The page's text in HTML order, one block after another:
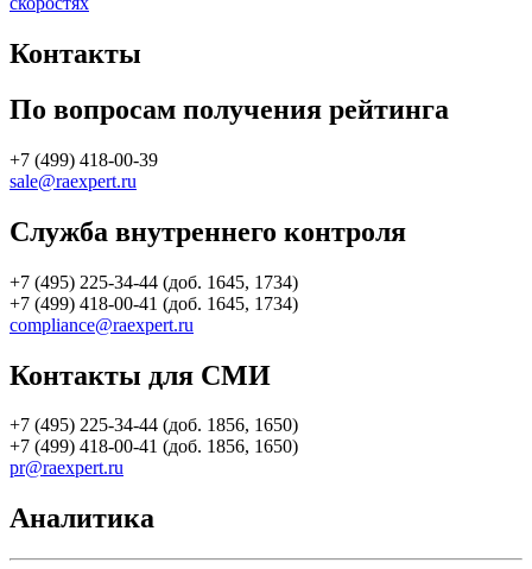
Контакты
По вопросам получения рейтинга
+7 (499) 418-00-39
sale@raexpert.ru
Служба внутреннего контроля
+7 (495) 225-34-44 (доб. 1645, 1734)
+7 (499) 418-00-41 (доб. 1645, 1734)
compliance@raexpert.ru
Контакты для СМИ
+7 (495) 225-34-44 (доб. 1856, 1650)
+7 (499) 418-00-41 (доб. 1856, 1650)
pr@raexpert.ru
Аналитика